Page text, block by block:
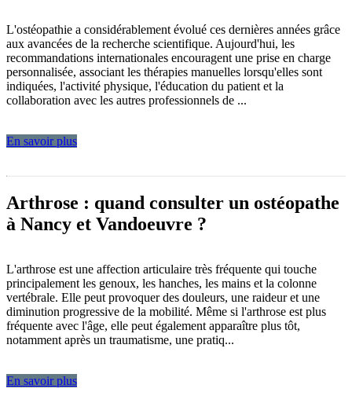
L'ostéopathie a considérablement évolué ces dernières années grâce
aux avancées de la recherche scientifique. Aujourd'hui, les
recommandations internationales encouragent une prise en charge
personnalisée, associant les thérapies manuelles lorsqu'elles sont
indiquées, l'activité physique, l'éducation du patient et la
collaboration avec les autres professionnels de ...
En savoir plus
Arthrose : quand consulter un ostéopathe
à Nancy et Vandoeuvre ?
L'arthrose est une affection articulaire très fréquente qui touche
principalement les genoux, les hanches, les mains et la colonne
vertébrale. Elle peut provoquer des douleurs, une raideur et une
diminution progressive de la mobilité. Même si l'arthrose est plus
fréquente avec l'âge, elle peut également apparaître plus tôt,
notamment après un traumatisme, une pratiq...
En savoir plus